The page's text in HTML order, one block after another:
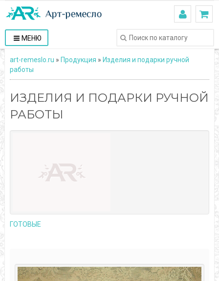
МЕНЮ
art-remeslo.ru » Продукция » Изделия и подарки ручной
работы
ИЗДЕЛИЯ И ПОДАРКИ РУЧНОЙ
РАБОТЫ
ГОТОВЫЕ